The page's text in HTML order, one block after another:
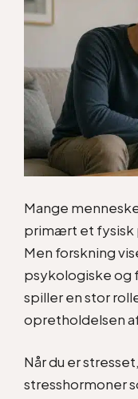
Mange
primært et fysisk
Men forskning
psykologiske og
spiller en stor
opretholdelsen
Når du er
stresshormoner